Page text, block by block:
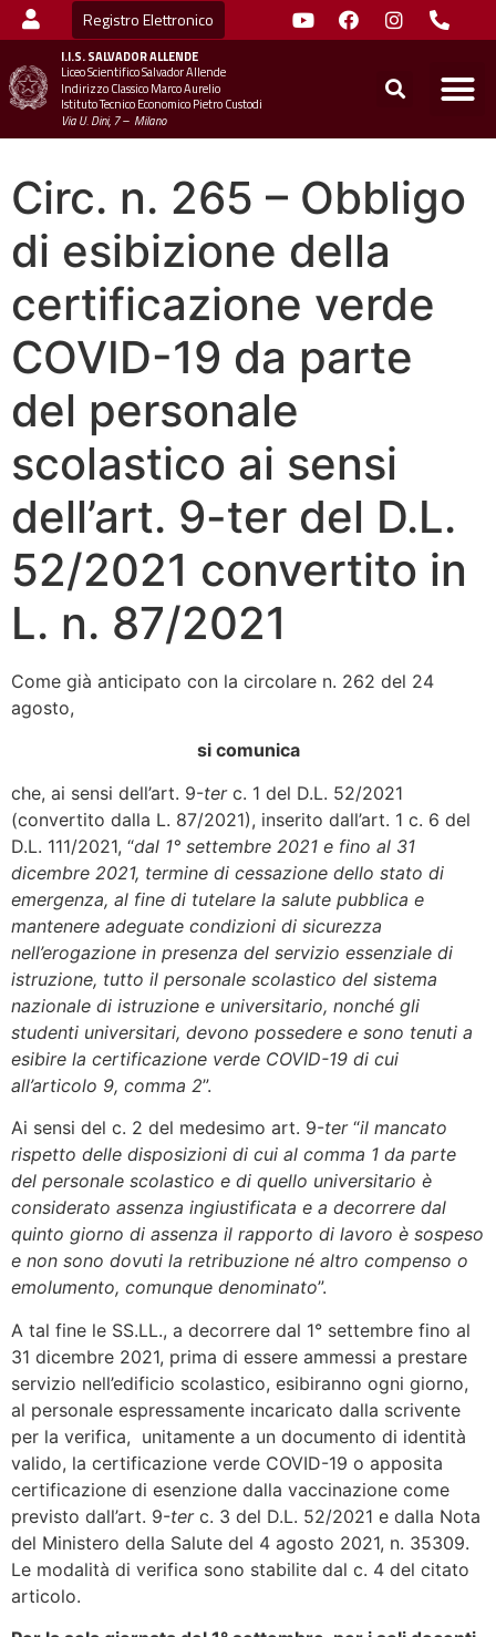
Registro Elettronico
I.I.S.SALVADOR ALLENDE
Liceo Scientifico Salvador Allende
Indirizzo Classico Marco Aurelio
Istituto Tecnico Economico Pietro Custodi
Via U. Dini, 7 – Milano
Circ. n. 265 – Obbligo
di esibizione della
certificazione verde
COVID-19 da parte
del personale
scolastico ai sensi
dell’art. 9-ter del D.L.
52/2021 convertito in
L. n. 87/2021
Come già anticipato con la circolare n. 262 del 24
agosto,
si comunica
che, ai sensi dell’art. 9-terc. 1 del D.L. 52/2021
(convertito dalla L. 87/2021), inserito dall’art. 1 c. 6 del
D.L. 111/2021, “dal 1° settembre 2021 e fino al 31
dicembre 2021, termine di cessazione dello stato di
emergenza, al fine di tutelare la salute pubblica e
mantenere adeguate condizioni di sicurezza
nell’erogazione in presenza del servizio essenziale di
istruzione, tutto il personale scolastico del sistema
nazionale di istruzione e universitario, nonché gli
studenti universitari, devono possedere e sono tenuti a
esibire la certificazione verde COVID-19 di cui
all’articolo 9, comma 2”.
Ai sensi del c. 2 del medesimo art. 9-ter“il mancato
rispetto delle disposizioni di cui al comma 1 da parte
del personale scolastico e di quello universitario è
considerato assenza ingiustificata e a decorrere dal
quinto giorno di assenza il rapporto di lavoro è sospeso
e non sono dovuti la retribuzione né altro compenso o
emolumento, comunque denominato”.
A tal fine le SS.LL., a decorrere dal 1° settembre fino al
31 dicembre 2021, prima di essere ammessi a prestare
servizio nell’edificio scolastico, esibiranno ogni giorno,
al personale espressamente incaricato dalla scrivente
per la verifica, unitamente a un documento di identità
valido, la certificazione verde COVID-19 o apposita
certificazione di esenzione dalla vaccinazione come
previsto dall’art. 9-terc. 3 del D.L. 52/2021 e dalla Nota
del Ministero della Salute del 4 agosto 2021, n. 35309.
Le modalità di verifica sono stabilite dal c. 4 del citato
articolo.